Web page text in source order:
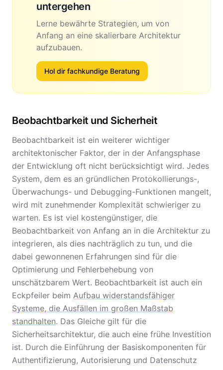
untergehen
Lerne bewährte Strategien, um von
Anfang an eine skalierbare Architektur
aufzubauen.
Hol dir fachkundige Beratung
Beobachtbarkeit und Sicherheit
Beobachtbarkeit ist ein weiterer wichtiger
architektonischer Faktor, der in der Anfangsphase
der Entwicklung oft nicht berücksichtigt wird. Jedes
System, dem es an gründlichen Protokollierungs-,
Überwachungs- und Debugging-Funktionen mangelt,
wird mit zunehmender Komplexität schwieriger zu
warten. Es ist viel kostengünstiger, die
Beobachtbarkeit von Anfang an in die Architektur zu
integrieren, als dies nachträglich zu tun, und die
dabei gewonnenen Erfahrungen sind für die
Optimierung und Fehlerbehebung von
unschätzbarem Wert. Beobachtbarkeit ist auch ein
Eckpfeiler beim Aufbau widerstandsfähiger
Systeme, die Ausfällen im großen Maßstab
standhalten. Das Gleiche gilt für die
Sicherheitsarchitektur, die auch eine frühe Investition
ist. Durch die Einführung der Basiskomponenten für
Authentifizierung, Autorisierung und Datenschutz